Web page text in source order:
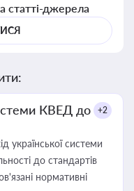
статті-джерела
КВЕД до
+2
української системи
до стандартів
нормативні